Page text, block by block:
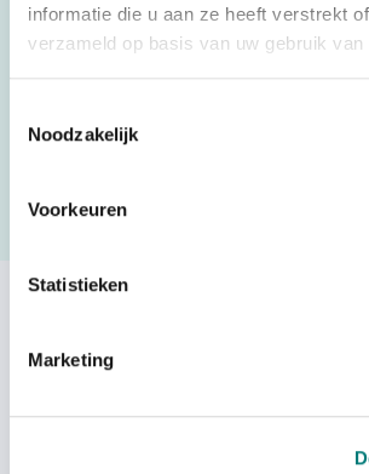
informatie die u aan ze heeft verstrekt
verzameld op basis van uw gebruik
Noodzakelijk
Voorkeuren
Statistieken
Marketing
in the quote request form and we will